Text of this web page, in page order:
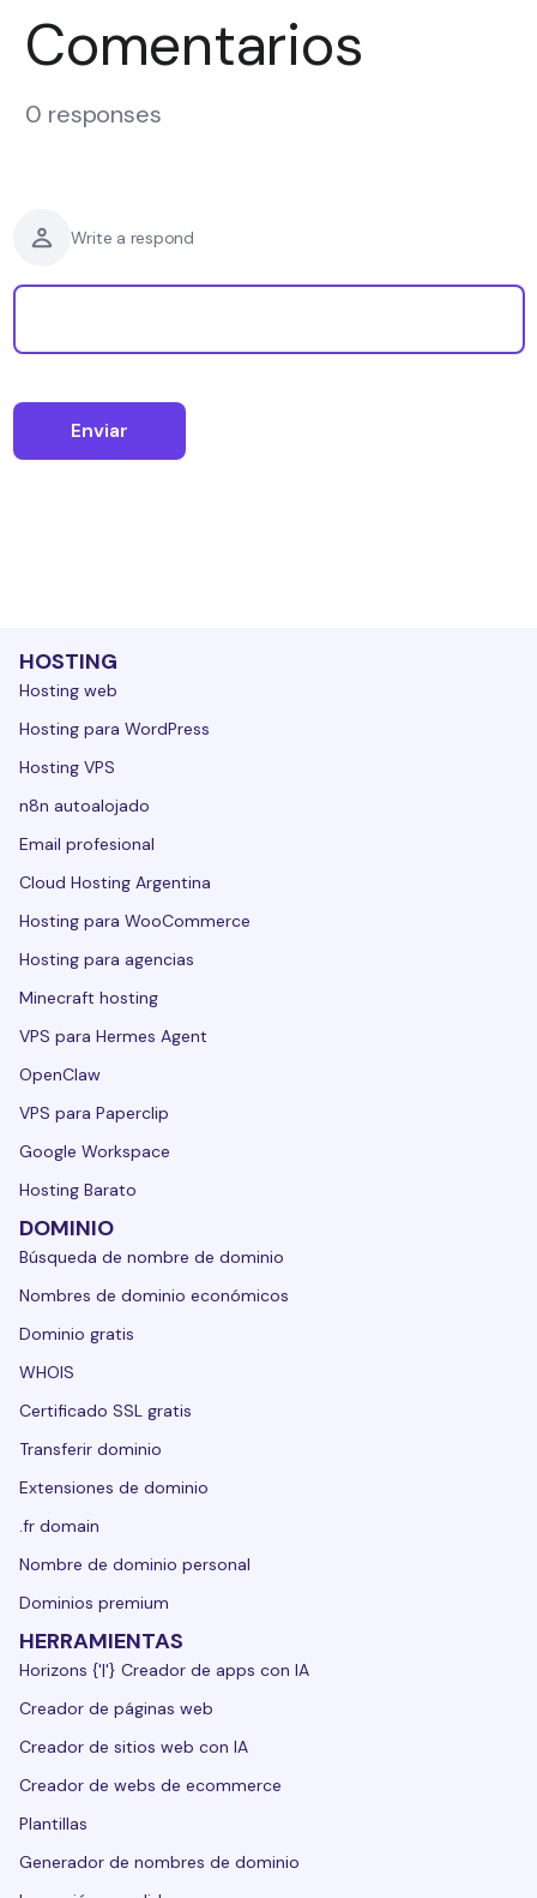
Comentarios
0 responses
Write a respond
HOSTING
Hosting web
Hosting para WordPress
Hosting VPS
n8n autoalojado
Email profesional
Cloud Hosting Argentina
Hosting para WooCommerce
Hosting para agencias
Minecraft hosting
VPS para Hermes Agent
OpenClaw
VPS para Paperclip
Google Workspace
Hosting Barato
DOMINIO
Búsqueda de nombre de dominio
Nombres de dominio económicos
Dominio gratis
WHOIS
Certificado SSL gratis
Transferir dominio
Extensiones de dominio
.fr domain
Nombre de dominio personal
Dominios premium
HERRAMIENTAS
Horizons {'|'} Creador de apps con IA
Creador de páginas web
Creador de sitios web con IA
Creador de webs de ecommerce
Plantillas
Generador de nombres de dominio